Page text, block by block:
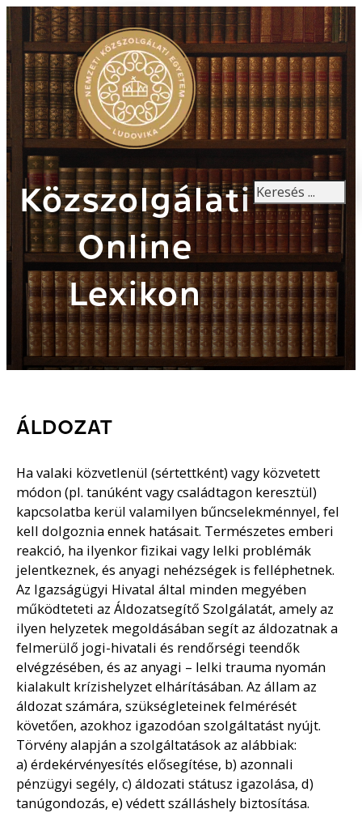
Közszolgálati
Online
Lexikon
Keresés
ÁLDOZAT
Ha valaki közvetlenül (sértettként) vagy közvetett
módon (pl. tanúként vagy családtagon keresztül)
kapcsolatba kerül valamilyen bűncselekménnyel, fel
kell dolgoznia ennek hatásait. Természetes emberi
reakció, ha ilyenkor fizikai vagy lelki problémák
jelentkeznek, és anyagi nehézségek is felléphetnek.
Az Igazságügyi Hivatal által minden megyében
működteteti az Áldozatsegítő Szolgálatát, amely az
ilyen helyzetek megoldásában segít az áldozatnak a
felmerülő jogi-hivatali és rendőrségi teendők
elvégzésében, és az anyagi – lelki trauma nyomán
kialakult krízishelyzet elhárításában. Az állam az
áldozat számára, szükségleteinek felmérését
követően, azokhoz igazodóan szolgáltatást nyújt.
Törvény alapján a szolgáltatások az alábbiak:
a) érdekérvényesítés elősegítése, b) azonnali
pénzügyi segély, c) áldozati státusz igazolása, d)
tanúgondozás, e) védett szálláshely biztosítása.